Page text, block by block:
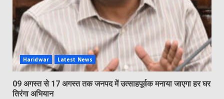
Haridwar Latest News
09 अगस्त से 17 अगस्त तक जनपद में उत्साहपूर्वक मनाया जाएगा हर घर
तिरंगा अभियान